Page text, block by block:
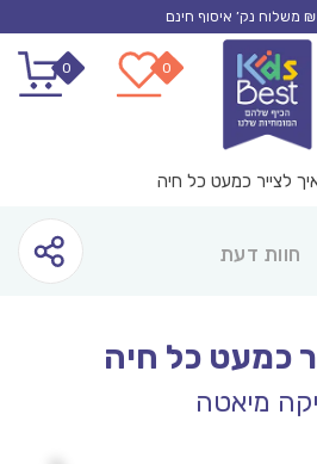
0
0
לצייר כמעט כל חיה
חוות דעת
כמעט כל חיה
מיאטה